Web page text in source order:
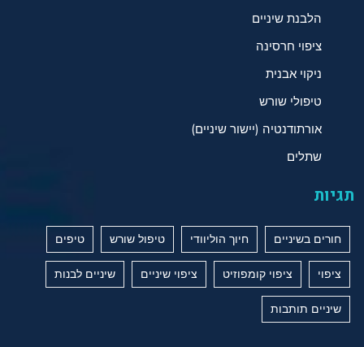
הלבנת שיניים
ציפוי חרסינה
ניקוי אבנית
טיפולי שורש
אורתודנטיה (יישור שיניים)
שתלים
תגיות
חורים בשיניים חיוך הוליוודי טיפול שורש טיפים
ציפוי ציפוי קומפוזיט ציפוי שיניים שיניים לבנות
שיניים תותבות